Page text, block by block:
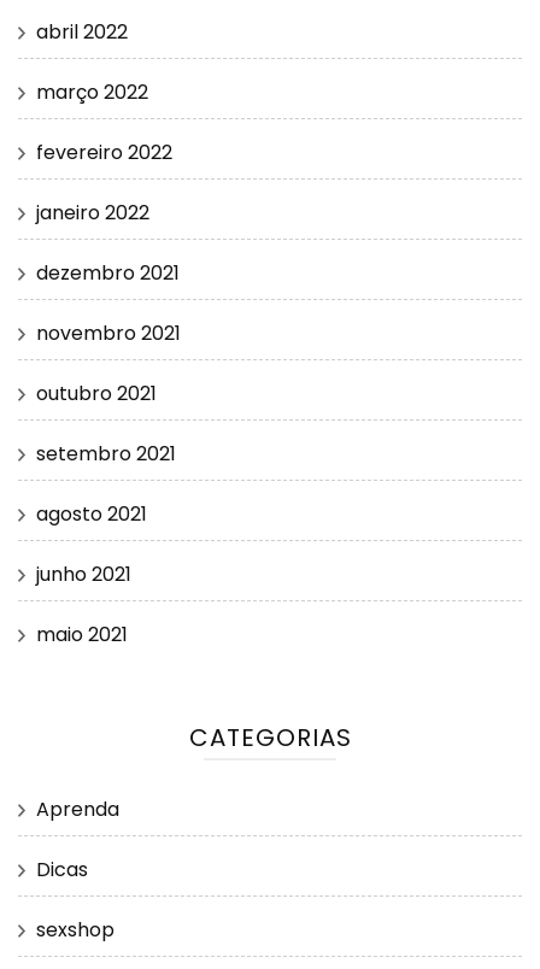
abril 2022
março 2022
fevereiro 2022
janeiro 2022
dezembro 2021
novembro 2021
outubro 2021
setembro 2021
agosto 2021
junho 2021
maio 2021
CATEGORIAS
Aprenda
Dicas
sexshop